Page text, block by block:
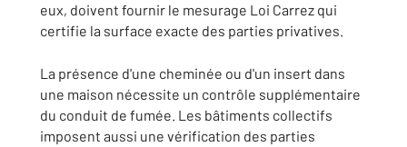
eux, doivent fournir le mesurage Loi Carrez qui
certifie la surface exacte des parties privatives.
La présence d'une cheminée ou d'un insert dans
une maison nécessite un contrôle supplémentaire
du conduit de fumée. Les bâtiments collectifs
imposent aussi une vérification des parties